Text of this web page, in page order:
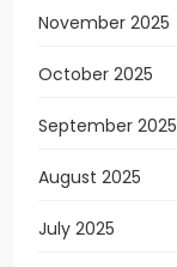
November 2025
October 2025
September 2025
August 2025
July 2025